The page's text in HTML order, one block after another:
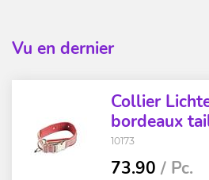
Vu en dernier
Collier
bordeaux
10173
73.90 / Pc.